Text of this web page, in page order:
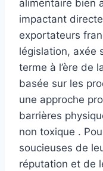
alimentaire bien
impactant
exportateurs
législation, axée
terme à l’ère de
basée sur les
une approche
barrières
non toxique .
soucieuses de
réputation et de